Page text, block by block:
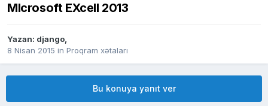
MIcrosoft EXcell 2013
Yazan: django,
8 Nisan 2015 in Proqram xətaları
Bu konuya yanıt ver